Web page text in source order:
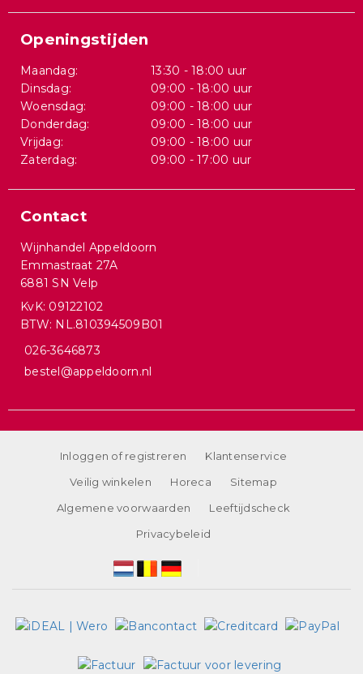
Openingstijden
Maandag:
13:30 - 18:00 uur
Dinsdag:
09:00 - 18:00 uur
Woensdag:
09:00 - 18:00 uur
Donderdag:
09:00 - 18:00 uur
Vrijdag:
09:00 - 18:00 uur
Zaterdag:
09:00 - 17:00 uur
Contact
Wijnhandel Appeldoorn
Emmastraat 27A
6881 SN Velp
KvK: 09122102
BTW: NL.810394509B01
026-3646873
bestel@appeldoorn.nl
Inloggen of registreren
Klantenservice
Veilig winkelen
Horeca
Sitemap
Algemene voorwaarden
Leeftijdscheck
Privacybeleid